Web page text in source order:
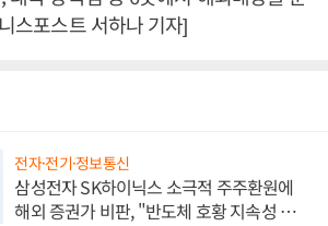
스포스트 서하나 기자]
전자·전기·정보통신
삼성전자 SK하이닉스 소극적 주주환원에
해외 증권가 비판, "반도체 호황 지속성 의